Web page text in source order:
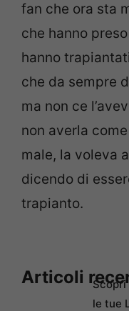
fan che ora sta
che hanno
hanno
che da sempre
ma non ce
non averla
male, la voleva
dicendo di
trapianto.
Articoli
Scopri
le tue